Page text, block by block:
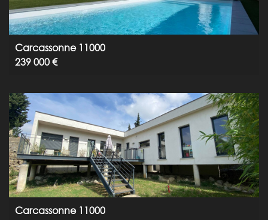
Carcassonne 11000
239 000 €
Carcassonne 11000